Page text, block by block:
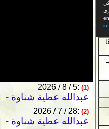
2026 / 8 / 5: (1)
- عبدالله عطية شناوة
2026 / 7 / 28: (2)
- عبدالله عطية شناوة